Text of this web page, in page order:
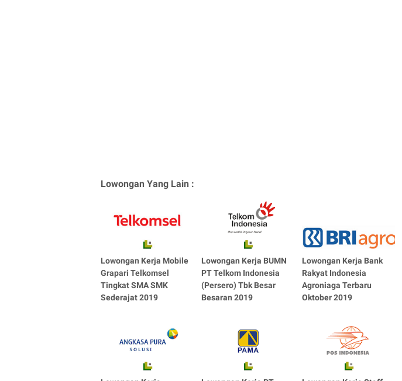
Lowongan Yang Lain :
Lowongan Kerja Mobile
Grapari Telkomsel
Tingkat SMA SMK
Sederajat 2019
Lowongan Kerja BUMN
PT Telkom Indonesia
(Persero) Tbk Besar
Besaran 2019
Lowongan Kerja Bank
Rakyat Indonesia
Agroniaga Terbaru
Oktober 2019